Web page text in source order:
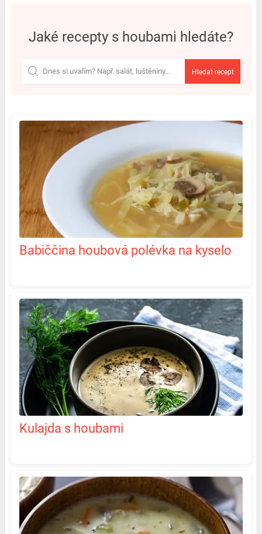
jaké recepty s houbami hledáte?
Hledat recept
Babiččina houbová polévka na kyselo
Kulajda s houbami